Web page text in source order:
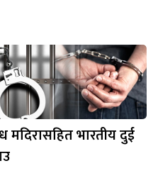
मदिरासहित भारतीय दुई